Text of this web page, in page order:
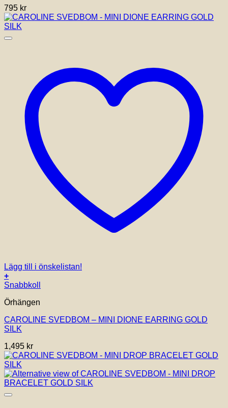
795 kr
Lägg till i önskelistan!
+
Snabbkoll
Örhängen
CAROLINE SVEDBOM – MINI DIONE EARRING GOLD
SILK
1,495 kr